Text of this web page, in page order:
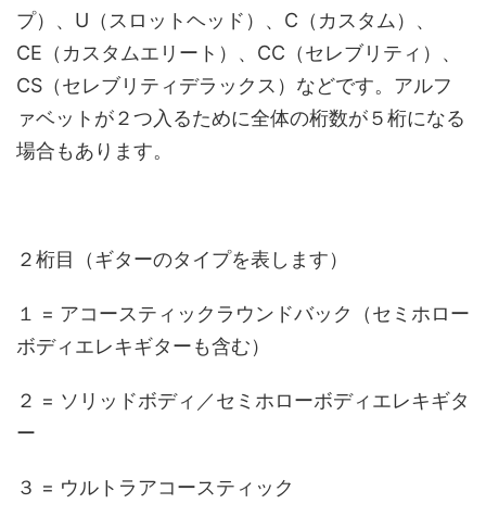
プ）、U（スロットヘッド）、C（カスタム）、
CE（カスタムエリート）、CC（セレブリティ）、
CS（セレブリティデラックス）などです。アルフ
ァベットが２つ入るために全体の桁数が５桁になる
場合もあります。
２桁目（ギターのタイプを表します）
１ = アコースティックラウンドバック（セミホロー
ボディエレキギターも含む）
２ = ソリッドボディ／セミホローボディエレキギタ
ー
３ = ウルトラアコースティック